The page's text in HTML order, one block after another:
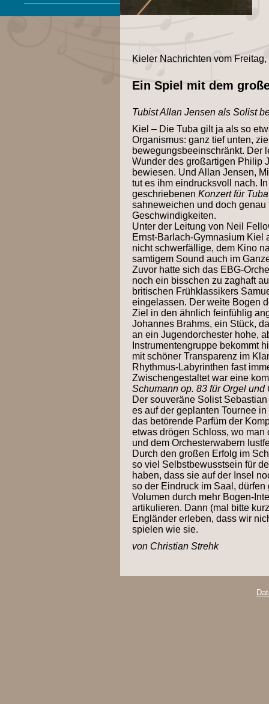
Kieler Nachrichten vom
Ein Spiel mit dem
Tubist Allan Jensen als Solist
Kiel – Die Tuba gilt ja als so
Organismus: ganz tief unten,
bewegungsbeeinschränkt. Der
Wunder des großartigen Philip
bewiesen. Und Allan Jensen,
tut es ihm eindrucksvoll nach.
geschriebenen Konzert für
sahneweichen und doch
Geschwindigkeiten.
Unter der Leitung von Neil
Ernst-Barlach-Gymnasium Kiel
nicht schwerfällige, dem Kino
samtigem Sound auch im
Zuvor hatte sich das EBG-
noch ein bisschen zu zaghaft
britischen Frühklassikers
eingelassen. Der weite Bogen
Ziel in den ähnlich feinfühlig
Johannes Brahms, ein Stück,
an ein Jugendorchester hohe,
Instrumentengruppe bekommt
mit schöner Transparenz im
Rhythmus-Labyrinthen fast
Zwischengestaltet war eine
Schumann op. 83 für Orgel und
Der souveräne Solist
es auf der geplanten Tournee
das betörende Parfüm der
etwas drögen Schloss, wo
und dem Orchesterwabern
Durch den großen Erfolg im
so viel Selbstbewusstsein für
haben, dass sie auf der Insel
so der Eindruck im Saal,
Volumen durch mehr Bogen-
artikulieren. Dann (mal bitte
Engländer erleben, dass wir
spielen wie sie.
von Christian Strehk